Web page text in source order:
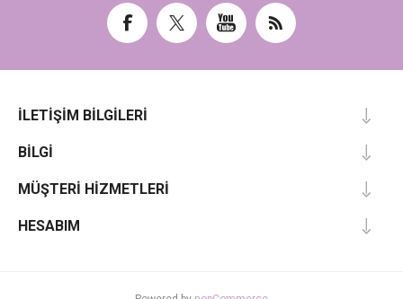
İLETIŞIM BILGILERI
BILGI
MÜŞTERI HIZMETLERI
HESABIM